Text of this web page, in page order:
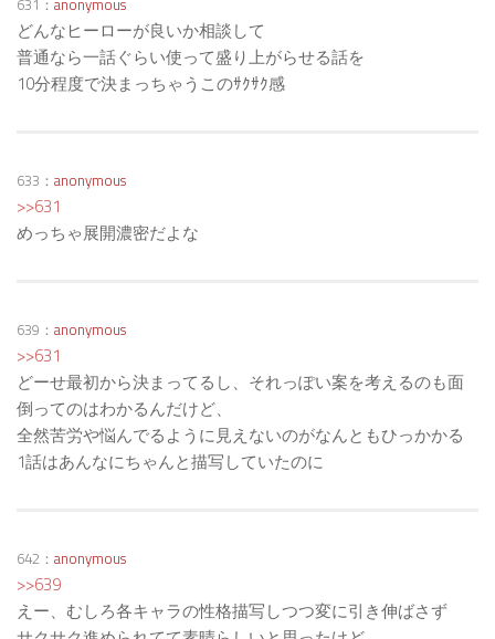
631： anonymous
どんなヒーローが良いか相談して
普通なら一話ぐらい使って盛り上がらせる話を
10分程度で決まっちゃうこのｻｸｻｸ感
633： anonymous
>>631
めっちゃ展開濃密だよな
639： anonymous
>>631
どーせ最初から決まってるし、それっぽい案を考えるのも面
倒ってのはわかるんだけど、
全然苦労や悩んでるように見えないのがなんともひっかかる
1話はあんなにちゃんと描写していたのに
642： anonymous
>>639
えー、むしろ各キャラの性格描写しつつ変に引き伸ばさず